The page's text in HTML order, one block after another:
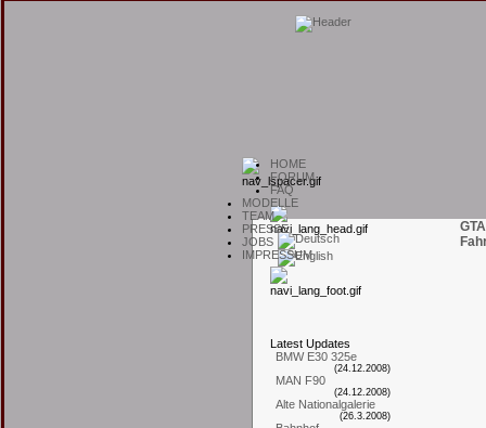
HOME
FORUM
FAQ
MODELLE
TEAM
PRESSE
JOBS
IMPRESSUM
L atest Updates
BMW E30 325e
(24.12.2008)
MAN F90
(24.12.2008)
Alte Nationalgalerie
(26.3.2008)